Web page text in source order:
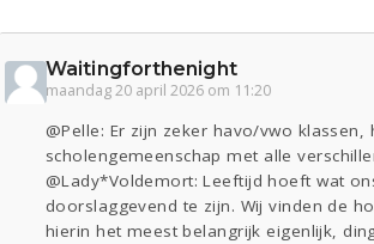
Waitingforthenight
maandag 20 april 2026 om 11:20
@Pelle: Er zijn zeker havo/vwo klassen,
scholengemeenschap met alle
@Lady*Voldemort: Leeftijd hoeft wat
doorslaggevend te zijn. Wij vinden de
hierin het meest belangrijk eigenlijk,